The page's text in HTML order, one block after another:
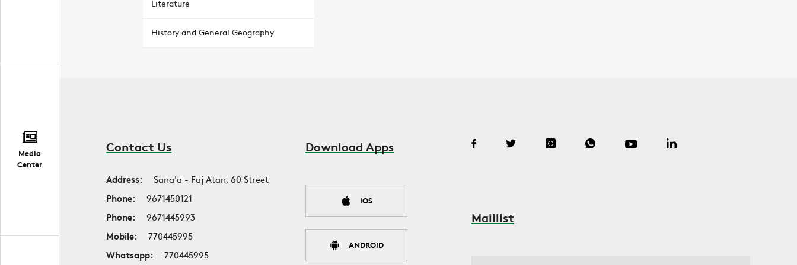
Media
Center
Literature
History and General Geography
Contact Us
Address:
Sana'a - Faj Atan, 60 Street
Phone:
9671450121
Phone:
9671445993
Mobile:
770445995
Whatsapp:
770445995
Download Apps
IOS
ANDROID
Maillist